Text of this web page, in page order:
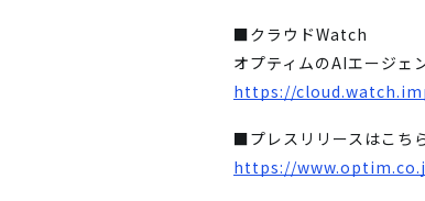
■クラウドWatch
オプティムのAIエージェ
https://
■プレスリリースはこち
https://